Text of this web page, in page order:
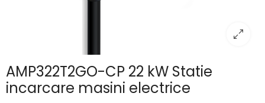
AMP322T2GO-CP 22 kW Statie
incarcare masini electrice